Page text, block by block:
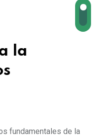
la
fundamentales de la